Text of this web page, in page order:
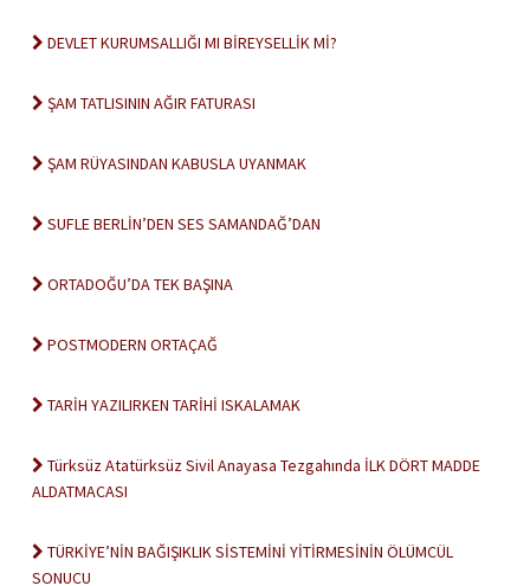
DEVLET KURUMSALLIĞI MI BİREYSELLİK Mİ?
ŞAM TATLISININ AĞIR FATURASI
ŞAM RÜYASINDAN KABUSLA UYANMAK
SUFLE BERLİN’DEN SES SAMANDAĞ’DAN
ORTADOĞU’DA TEK BAŞINA
POSTMODERN ORTAÇAĞ
TARİH YAZILIRKEN TARİHİ ISKALAMAK
Türksüz Atatürksüz Sivil Anayasa Tezgahında İLK DÖRT MADDE
ALDATMACASI
TÜRKİYE’NİN BAĞIŞIKLIK SİSTEMİNİ YİTİRMESİNİN ÖLÜMCÜL
SONUCU